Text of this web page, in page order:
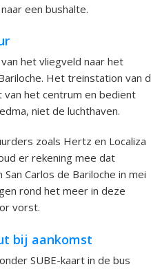
een bushalte.
het vliegveld naar het
Het treinstation van
van het centrum en bedient
niet de luchthaven.
zoals Hertz en Localiza
er rekening mee dat
Carlos de Bariloche in mei
rond het meer in deze
vorst.
bij aankomst
SUBE-kaart in de bus